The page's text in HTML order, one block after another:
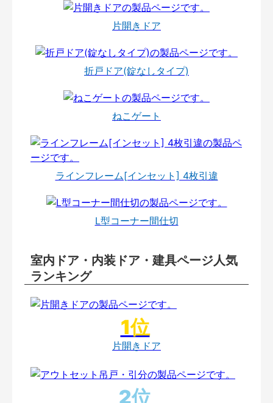
片開きドア
折戸ドア(錠なしタイプ)
ねこゲート
ラインフレーム[インセット] 4枚引違
L型コーナー間仕切
室内ドア・内装ドア・建具ページ人気
ランキング
片開きドア